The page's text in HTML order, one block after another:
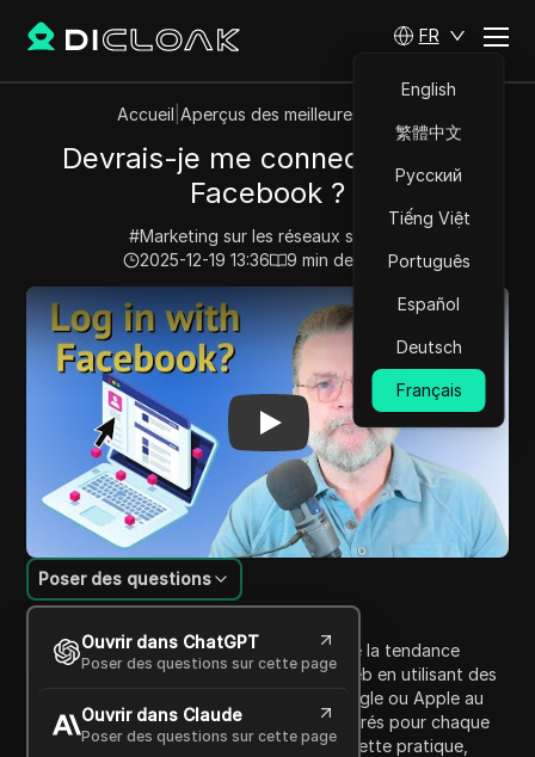
FR
English
繁體中文
Русский
Tiếng Việt
Português
Español
Deutsch
Français
Accueil Aperçus des meilleures vidéos
Devrais-je me connecter avec
Facebook ?
#Marketing sur les réseaux sociaux
2025-12-19 13:36
9 min de lecture
Play Video:Devrais-je me connecter avec Facebook ?
Introduction au contenu
Poser des questions
Ouvrir dans ChatGPT
Poser des questions sur cette page
Ouvrir dans Claude
Poser des questions sur cette page
Dans cette vidéo, Leo Notenboom aborde la tendance
croissante de se connecter à des sites Web en utilisant des
services externes tels que Facebook, Google ou Apple au
lieu de créer des comptes uniques et séparés pour chaque
service. Il explique les risques associés à cette pratique,